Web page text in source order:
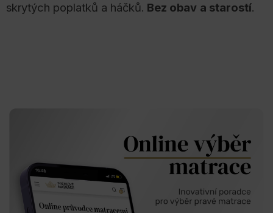
skrytých poplatků a háčků. Bez obav a starostí.